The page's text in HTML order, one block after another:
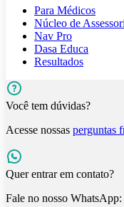
Para Médicos
Núcleo de
Nav Pro
Dasa Educa
Resultados
Você tem dúvidas?
Acesse nossas perguntas
Quer entrar em contato?
Fale no nosso WhatsApp: